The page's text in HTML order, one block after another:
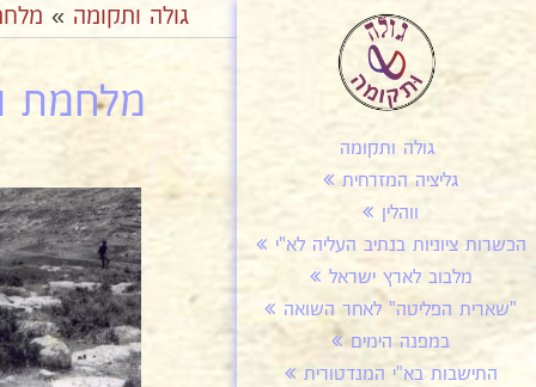
גולה ותקומה
גליציה המזרחית
ווהלין
הכשרות ציוניות בנתיב העליה לא"י
מלבוב לארץ ישראל
"שארית הפליטה" לאחר השואה
במפנה הימים
התישבות בא"י המנדטורית
גולה ותקומה »
מלחמת